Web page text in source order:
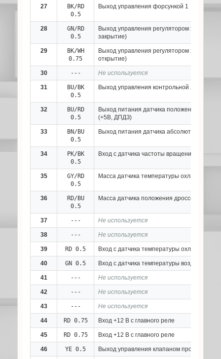
27
BK/RD
0.5
Выход управления форсункой 1
28
GN/RD
0.5
Выход управления регулятором холостого
закрытие)
29
BK/WH
0.75
Выход управления регулятором холостого
открытие)
30 --- Не используется
31
BU/BK
0.5
Выход управления контрольной лампой
32
BU/RD
0.5
Выход питания датчика положения
(+5В, ДПДЗ)
33
BN/BU
0.5
Выход питания датчика абсолютного
34
PK/BK
0.5
Вход с датчика частоты вращения
35
GY/RD
0.5
Масса датчика температуры
36
RD/BU
0.5
Масса датчика положения дроссельной
37 --- Не используется
38 --- Не используется
39 RD 0.5 Вход с датчика температуры
40 GN 0.5 Вход с датчика температуры воздуха
41 --- Не используется
42 --- Не используется
43 --- Не используется
44 RD 0.75 Вход +12 В с главного реле
45 RD 0.75 Вход +12 В с главного реле
46 YE 0.5 Выход управления клапаном продувки